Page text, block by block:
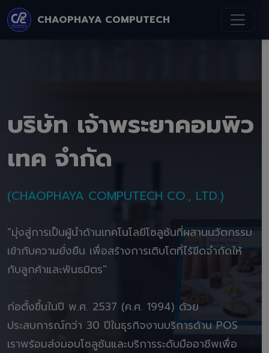
CHAOPHAYA COMPUTECH
บริษัท เจ้าพระยาคอมพิว
เทค จำกัด
(CHAOPHAYA COMPUTECH CO., LTD.)
"มุ่งสู่การเป็นผู้นำด้านเทคโนโลยีโซลูชันที่ผสานนวัตกรรม
เข้ากับความยั่งยืน เพื่อสร้างการเติบโตที่ไร้ขีดจำกัดให้
กับลูกค้าและพันธมิตร"
ก่อตั้งขึ้นในปี พ.ศ. 2537 (ค.ศ. 1994) ด้วย
ประสบการณ์กว่า 30 ปีในธุรกิจงานบริการด้าน POS
เราพร้อมส่งมอบโซลูชันและบริการระดับมืออาชีพเพื่อ